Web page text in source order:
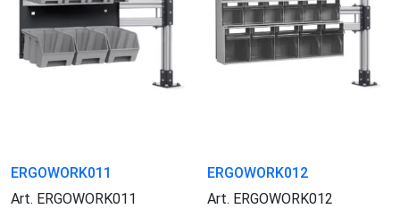
ERGOWORK011
Art. ERGOWORK011
ERGOWORK012
Art. ERGOWORK012